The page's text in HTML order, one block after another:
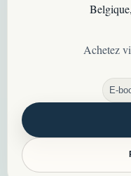
Achetez
E-